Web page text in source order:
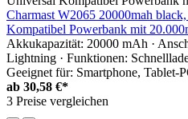
Charmast W2065 20000mah
Kompatibel Powerbank mit
Akkukapazität: 20000 mAh ·
Lightning · Funktionen:
Geeignet für: Smartphone, Tablet-
ab 30,58 €*
3 Preise vergleichen